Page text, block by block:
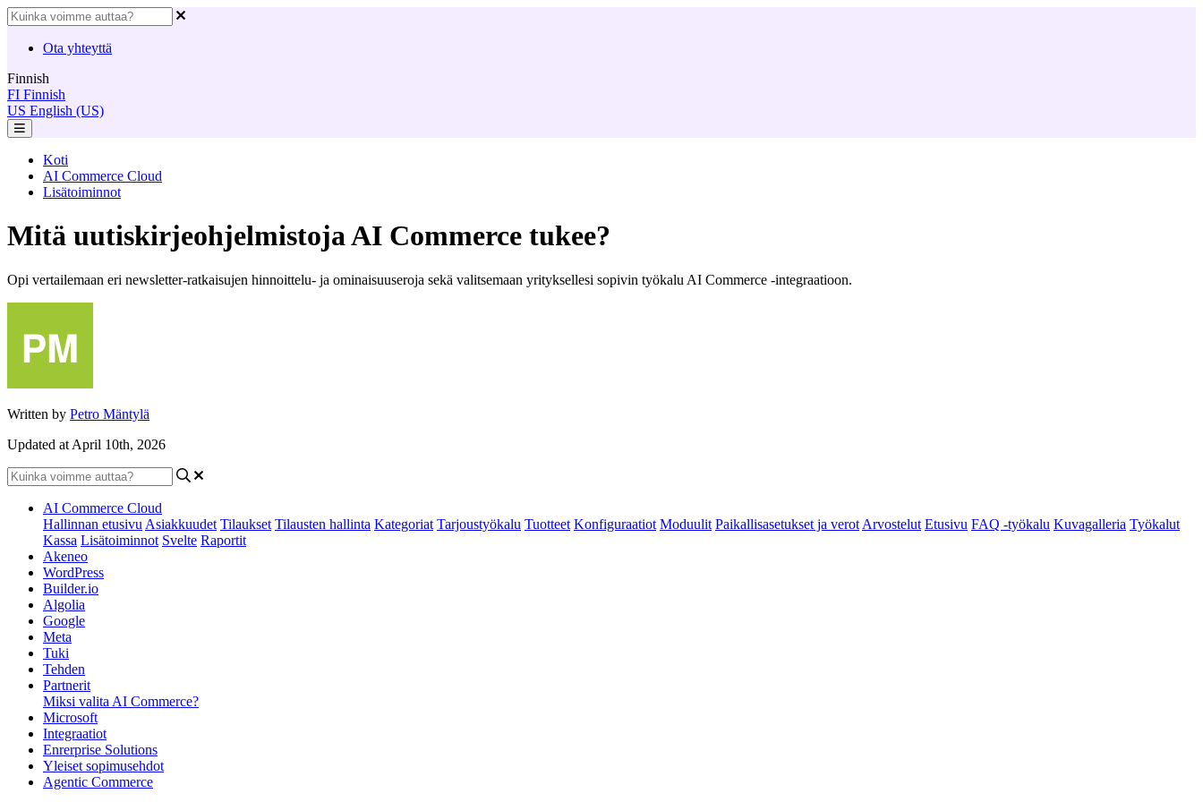
Ota yhteyttä
Finnish
FI Finnish
US English (US)
Koti
AI Commerce Cloud
Lisätoiminnot
Mitä uutiskirjeohjelmistoja AI Commerce tukee?
Opi vertailemaan eri newsletter-ratkaisujen hinnoittelu- ja ominaisuuseroja sekä valitsemaan yrityksellesi sopivin työkalu AI Commerce -integraatioon.
Written by Petro Mäntylä
Updated at April 10th, 2026
AI Commerce Cloud
Hallinnan etusivu Asiakkuudet Tilaukset Tilausten hallinta Kategoriat Tarjoustyökalu Tuotteet Konfiguraatiot Moduulit Paikallisasetukset ja verot Arvostelut Etusivu FAQ -työkalu Kuvagalleria Työkalut
Kassa Lisätoiminnot Svelte Raportit
Akeneo
WordPress
Builder.io
Algolia
Google
Meta
Tuki
Tehden
Partnerit
Miksi valita AI Commerce?
Microsoft
Integraatiot
Enrerprise Solutions
Yleiset sopimusehdot
Agentic Commerce